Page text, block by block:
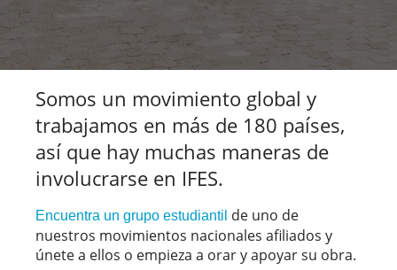
Somos un movimiento global y
trabajamos en más de 180 países,
así que hay muchas maneras de
involucrarse en IFES.
Encuentra un grupo estudiantil de uno de
nuestros movimientos nacionales afiliados y
únete a ellos o empieza a orar y apoyar su obra.